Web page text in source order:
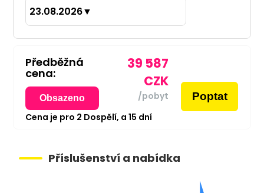
23.08.2026▼
Předběžná
cena:
Obsazeno
39 587
CZK
/pobyt Poptat
Cena je pro 2 Dospělí, a 15 dní
Příslušenství a nabídka